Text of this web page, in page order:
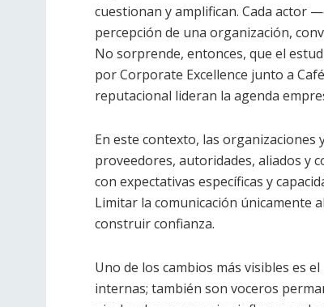
cuestionan y amplifican. Cada actor
percepción de una organización,
No sorprende, entonces, que el
por Corporate Excellence junto a
reputacional lideran la agenda
En este contexto, las
proveedores, autoridades, aliados y
con expectativas específicas y
Limitar la comunicación únicamente
construir confianza.
Uno de los cambios más visibles es
internas; también son voceros